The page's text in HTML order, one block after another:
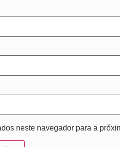
neste navegador para a